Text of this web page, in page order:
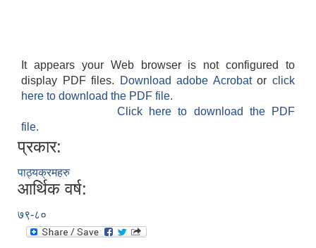
It appears your Web browser is not configured to
display PDF files.
Download adobe Acrobatorclick
here to download the PDF file.
Click here to download the PDF
file.
प्रकार:
पाठ्यक्रमहरु
आर्थिक वर्ष:
७९-८०